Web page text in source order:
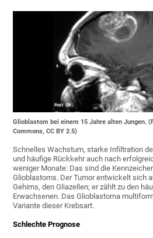
Glioblastom bei einem 15 Jahre alten Jungen.
Commons, CC BY 2.5)
Schnelles Wachstum, starke Infiltration
und häufige Rückkehr auch nach
weniger Monate: Das sind die
Glioblastoms. Der Tumor entwickelt sich
Gehirns, den Gliazellen; er zählt zu den
Erwachsenen. Das Glioblastoma
Variante dieser Krebsart.
Schlechte Prognose